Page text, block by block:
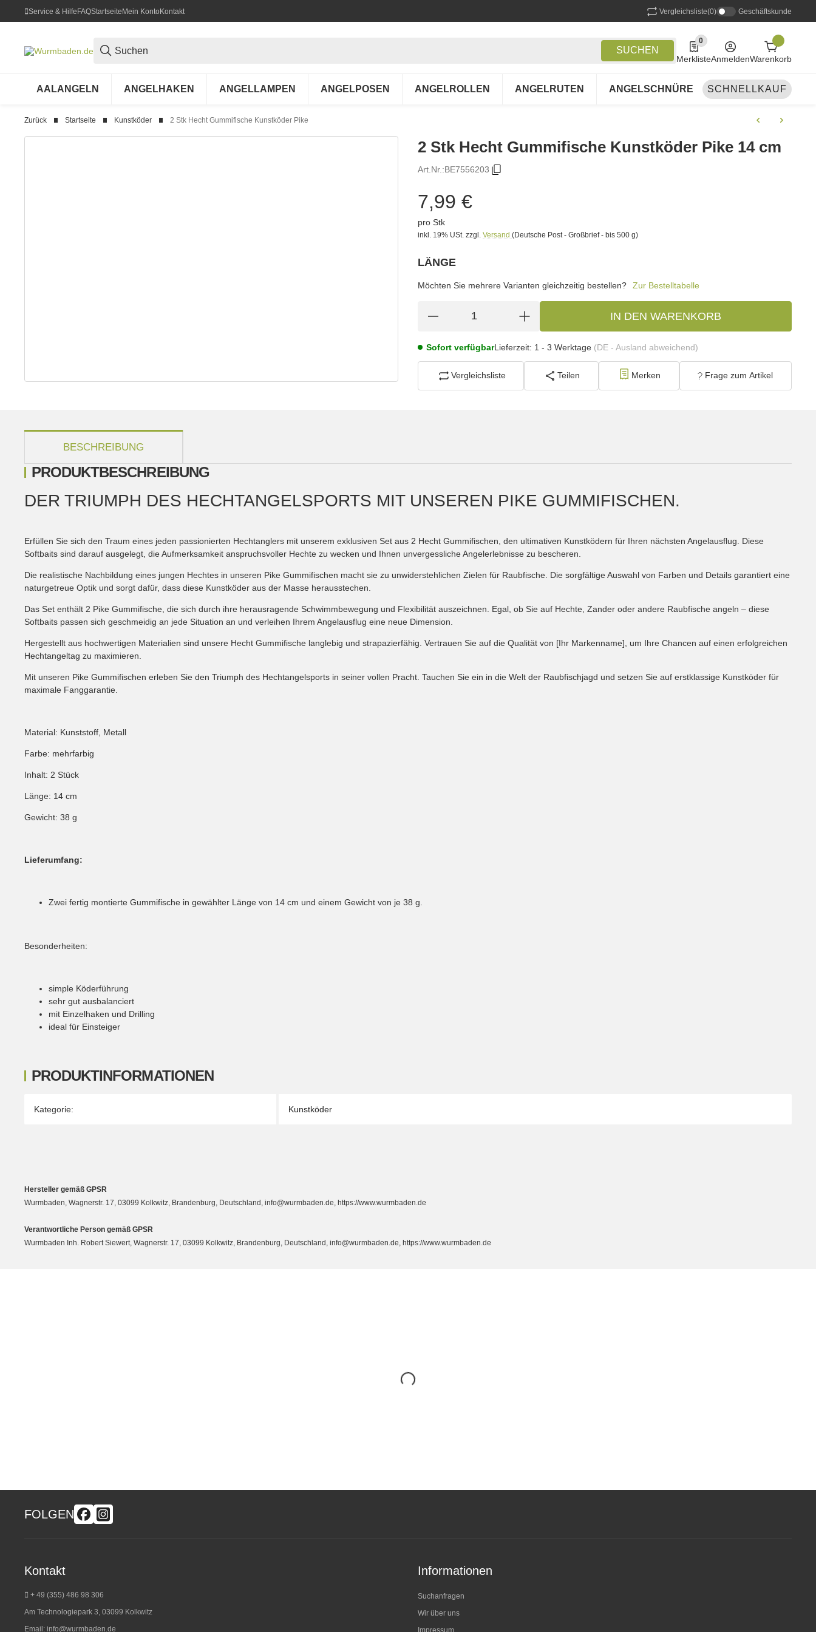
Service & HilfeFAQStartseiteMein KontoKontakt Vergleichsliste(0) Geschäftskunde
SUCHEN
0
0 Produkte in der Liste
MerklisteAnmeldenWarenkorb
AALANGELN ANGELHAKEN ANGELLAMPEN ANGELPOSEN ANGELROLLEN ANGELRUTEN ANGELSCHNÜRE ANGELSETS
SCHNELLKAUF
Zurück Startseite Kunstköder 2 Stk Hecht Gummifische Kunstköder Pike
2 Stk Hecht Gummifische Kunstköder Pike 14 cm
Art.Nr.:BE7556203
7,99 €
pro Stk
inkl. 19% USt. zzgl. Versand (Deutsche Post - Großbrief - bis 500 g)
LÄNGE
Möchten Sie mehrere Varianten gleichzeitig bestellen?
Zur Bestelltabelle
IN DEN WARENKORB
Sofort verfügbarLieferzeit: 1 - 3 Werktage (DE - Ausland abweichend)
Vergleichsliste Teilen Merken Frage zum Artikel
BESCHREIBUNG
PRODUKTINFORMATIONEN
Produkteigenschaft
Wert
Kategorie: Kunstköder
PRODUKTBESCHREIBUNG
DER TRIUMPH DES HECHTANGELSPORTS MIT UNSEREN PIKE GUMMIFISCHEN.
Erfüllen Sie sich den Traum eines jeden passionierten Hechtanglers mit unserem exklusiven Set aus 2 Hecht Gummifischen, den ultimativen Kunstködern für Ihren nächsten Angelausflug. Diese
Softbaits sind darauf ausgelegt, die Aufmerksamkeit anspruchsvoller Hechte zu wecken und Ihnen unvergessliche Angelerlebnisse zu bescheren.
Die realistische Nachbildung eines jungen Hechtes in unseren Pike Gummifischen macht sie zu unwiderstehlichen Zielen für Raubfische. Die sorgfältige Auswahl von Farben und Details garantiert eine
naturgetreue Optik und sorgt dafür, dass diese Kunstköder aus der Masse herausstechen.
Das Set enthält 2 Pike Gummifische, die sich durch ihre herausragende Schwimmbewegung und Flexibilität auszeichnen. Egal, ob Sie auf Hechte, Zander oder andere Raubfische angeln – diese
Softbaits passen sich geschmeidig an jede Situation an und verleihen Ihrem Angelausflug eine neue Dimension.
Hergestellt aus hochwertigen Materialien sind unsere Hecht Gummifische langlebig und strapazierfähig. Vertrauen Sie auf die Qualität von [Ihr Markenname], um Ihre Chancen auf einen erfolgreichen
Hechtangeltag zu maximieren.
Mit unseren Pike Gummifischen erleben Sie den Triumph des Hechtangelsports in seiner vollen Pracht. Tauchen Sie ein in die Welt der Raubfischjagd und setzen Sie auf erstklassige Kunstköder für
maximale Fanggarantie.
Material: Kunststoff, Metall
Farbe: mehrfarbig
Inhalt: 2 Stück
Länge: 14 cm
Gewicht: 38 g
Lieferumfang:
Zwei fertig montierte Gummifische in gewählter Länge von 14 cm und einem Gewicht von je 38 g.
Besonderheiten:
simple Köderführung
sehr gut ausbalanciert
mit Einzelhaken und Drilling
ideal für Einsteiger
Hersteller gemäß GPSR
Wurmbaden, Wagnerstr. 17, 03099 Kolkwitz, Brandenburg, Deutschland, info@wurmbaden.de, https://www.wurmbaden.de
Verantwortliche Person gemäß GPSR
Wurmbaden Inh. Robert Siewert, Wagnerstr. 17, 03099 Kolkwitz, Brandenburg, Deutschland, info@wurmbaden.de, https://www.wurmbaden.de
FOLGEN
Kontakt
+ 49 (355) 486 98 306
Am Technologiepark 3, 03099 Kolkwitz
Email: info@wurmbaden.de
Informationen
Suchanfragen
Wir über uns
Impressum